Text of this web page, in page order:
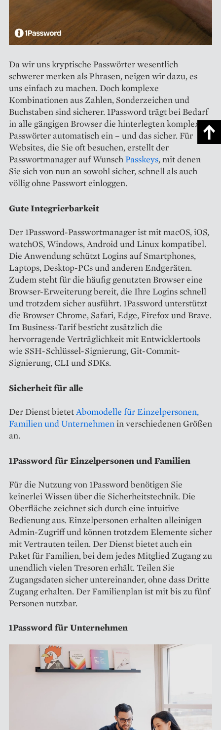
Da wir uns kryptische Passwörter wesentlich
schwerer merken als Phrasen, neigen wir dazu, es
uns einfach zu machen. Doch komplexe
Kombinationen aus Zahlen, Sonderzeichen und
Buchstaben sind sicherer. 1Password trägt bei Bedarf
in alle gängigen Browser die hinterlegten komplexen
Passwörter automatisch ein – und das sicher. Für
Websites, die Sie oft besuchen, erstellt der
Passwortmanager auf WunschPasskeys, mit denen
Sie sich von nun an sowohl sicher, schnell als auch
völlig ohne Passwort einloggen.
Gute Integrierbarkeit
Der 1Password-Passwortmanager ist mit macOS, iOS,
watchOS, Windows, Android und Linux kompatibel.
Die Anwendung schützt Logins auf Smartphones,
Laptops, Desktop-PCs und anderen Endgeräten.
Zudem steht für die häufig genutzten Browser eine
Browser-Erweiterung bereit, die Ihre Logins schnell
und trotzdem sicher ausführt. 1Password unterstützt
die Browser Chrome, Safari, Edge, Firefox und Brave.
Im Business-Tarif besticht zusätzlich die
hervorragende Verträglichkeit mit Entwicklertools
wie SSH-Schlüssel-Signierung, Git-Commit-
Signierung, CLI und SDKs.
Sicherheit für alle
Der Dienst bietetAbomodelle für Einzelpersonen,
Familien und Unternehmen in verschiedenen Größen
an.
1Password für Einzelpersonen und Familien
Für die Nutzung von 1Password benötigen Sie
keinerlei Wissen über die Sicherheitstechnik. Die
Oberfläche zeichnet sich durch eine intuitive
Bedienung aus. Einzelpersonen erhalten alleinigen
Admin-Zugriff und können trotzdem Elemente sicher
mit Vertrauten teilen. Der Dienst bietet auch ein
Paket für Familien, bei dem jedes Mitglied Zugang zu
unendlich vielen Tresoren erhält. Teilen Sie
Zugangsdaten sicher untereinander, ohne dass Dritte
Zugang erhalten. Der Familienplan ist mit bis zu fünf
Personen nutzbar.
1Password für Unternehmen